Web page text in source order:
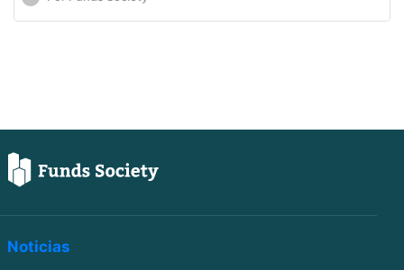
Noticias